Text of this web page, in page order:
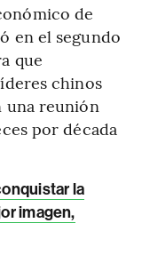
de
en el segundo
que
chinos
una reunión
por década
la
imagen,